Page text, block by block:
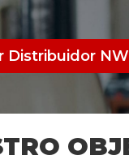
Distribuidor NW